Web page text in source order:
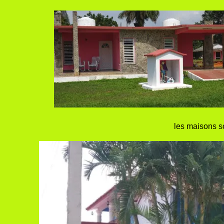
les maisons